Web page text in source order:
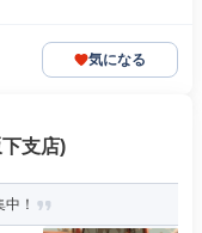
気になる
支店)
！